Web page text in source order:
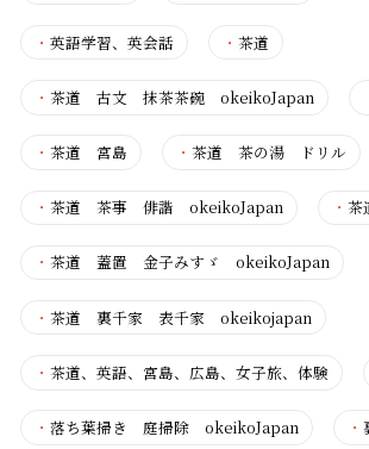
・ 英語学習、英会話 ・茶道
・ 茶道 古文 抹茶茶碗 okeikoJapan
・ 茶道 宮島 ・茶道 茶の湯 ドリル
・ 茶道 茶事 俳諧 okeikoJapan ・
・ 茶道 蓋置 金子みすゞ okeikoJapan
・ 茶道 裏千家 表千家 okeikojapan
・ 茶道、英語、宮島、広島、女子旅、体験
・ 落ち葉掃き 庭掃除 okeikoJapan ・